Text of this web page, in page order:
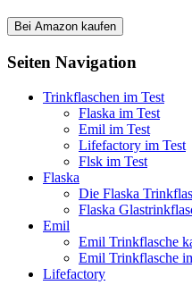
Bei Amazon kaufen
Seiten Navigation
Trinkflaschen im Test
Flaska im Test
Emil im Test
Lifefactory im Test
Flsk im Test
Flaska
Die Flaska
Flaska
Emil
Emil Trinkflasche
Emil Trinkflasche
Lifefactory